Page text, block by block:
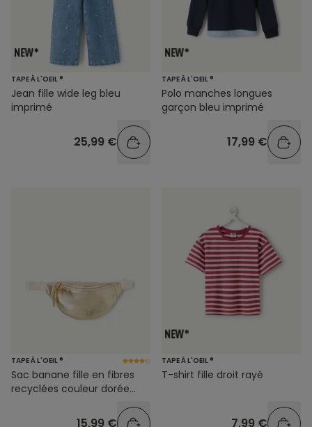
TAPE À L'OEIL ®
Jean fille wide leg bleu
imprimé
25,99 €
TAPE À L'OEIL ®
Polo manches longues
garçon bleu imprimé
17,99 €
TAPE À L'OEIL ®
Sac banane fille en fibres
recyclées couleur dorée
15,99 €
TAPE À L'OEIL ®
T-shirt fille droit rayé
7,99 €